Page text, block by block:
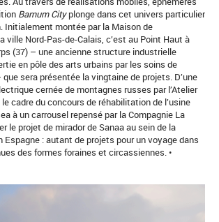
Barnum Cityplonge dans cet univers particulier
Initialement montée par la Maison de
ville Nord-Pas-de-Calais, c’est au Point Haut à
(37) – une ancienne structure industrielle
en pôle des arts urbains par les soins de
que sera présentée la vingtaine de projets. D’une
cernée de montagnes russes par l’Atelier
cadre du concours de réhabilitation de l’usine
à un carrousel repensé par la Compagnie La
le projet de mirador de Sanaa au sein de la
Espagne : autant de projets pour un voyage dans
des formes foraines et circassiennes. •